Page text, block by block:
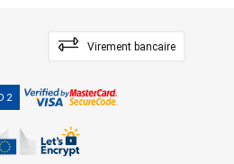
Virement bancaire